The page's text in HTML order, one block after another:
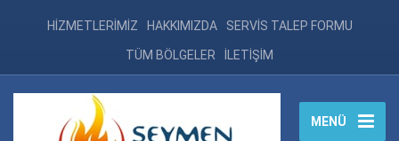
HİZMETLERİMİZ HAKKIMIZDA SERVİS TALEP FORMU
TÜM BÖLGELER İLETİŞİM
MENÜ